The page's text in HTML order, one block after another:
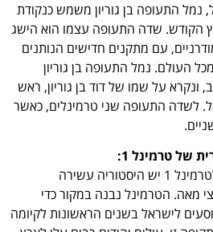
נמל התעופה בן גוריון משמש כנקודת
הקודש. שדה התעופה עצמו הוא הישג
עם מתקנים חדישים הנותנים
העולם. נמל התעופה בן גוריון
על שמו של דוד בן גוריון, ראש
לשדה התעופה שני טרמינלים, כאשר
של טרמינל 1:
נבנה בשנות ה-60, לטרמינל 1 יש היסטוריה עשירה
מאה. הטרמינל נבנה במקור כדי
לישראל בשנים הראשונות לקיומה